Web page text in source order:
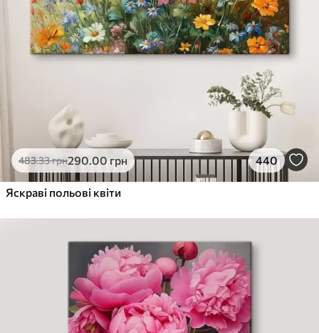
483.33грн290.00 грн 440
Яскраві польові квіти